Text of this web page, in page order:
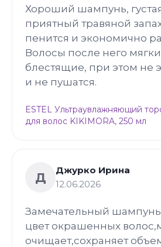
Хороший шампунь,
приятный травяной
пенится и экономично
Волосы после него
блестящие, при этом не
и не пушатся.
ESTEL Ультраувлажняющий
для волос KIKIMORA, 250 мл
Д
Джурко Ирина
12.06.2026
Замечательный
цвет окрашенных
очищает,сохраняет